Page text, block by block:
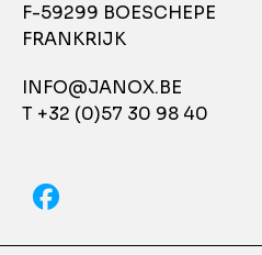
F-59299 BOESCHEPE
FRANKRIJK
INFO@JANOX.BE
T +32 (0)57 30 98 40